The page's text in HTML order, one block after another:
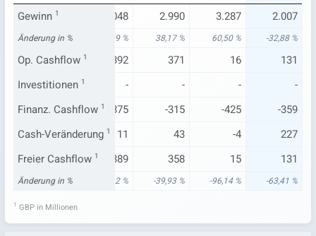
Gewinn 1
2.164 2.048 2.990 3.287 2.007
Änderung in %
-23,10 % 22,49 % 38,17 % 60,50 % -32,88 %
Op. Cashflow 1
598 392 371 16
131
Investitionen 1
- - - -
-
Finanz. Cashflow 1
-278 -375 -315 -425
-359
Cash-Veränderung 1
317 11 43 -4
227
Freier Cashflow 1
596 389 358 15 131
Änderung in %
192,16 % 1.044,12 % -39,93 % -96,14 % -63,41 %
1 GBP in Millionen